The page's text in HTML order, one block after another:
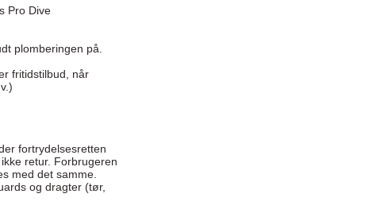
Pro Dive
plomberingen på.
fritidstilbud, når
fortrydelsesretten
retur. Forbrugeren
med det samme.
og dragter (tør,